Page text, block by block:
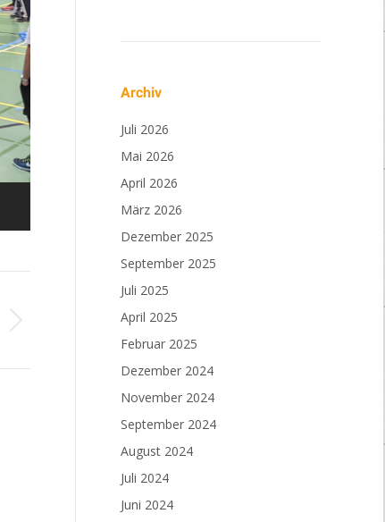
PXL_20221127_082744571
Archiv
Juli 2026
Mai 2026
April 2026
März 2026
Dezember 2025
September 2025
Juli 2025
April 2025
Februar 2025
Dezember 2024
November 2024
September 2024
August 2024
Juli 2024
Juni 2024